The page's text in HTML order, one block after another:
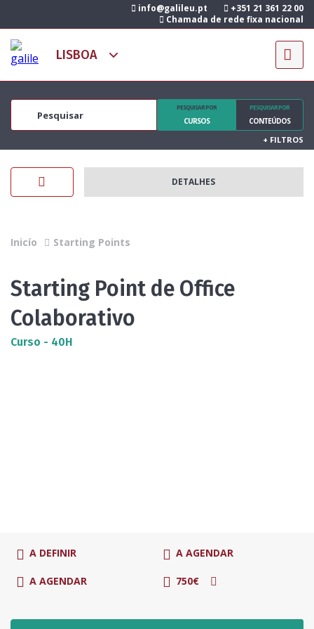
info@galileu.pt
+351 21 361 22 00
Chamada de rede fixa nacional
PESQUISAR POR
CURSOS
PESQUISAR POR
CONTEÚDOS
+ FILTROS
DETALHES
Inicío Starting Points
Starting Point de Office
Colaborativo
Curso - 40H
A DEFINIR A AGENDAR
A AGENDAR 750€